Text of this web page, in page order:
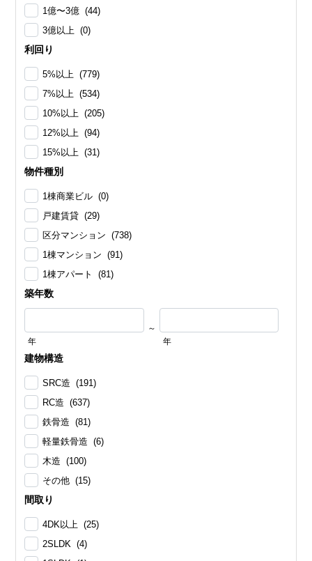
1億〜3億 (44)
3億以上 (0)
利回り
5%以上 (779)
7%以上 (534)
10%以上 (205)
12%以上 (94)
15%以上 (31)
物件種別
1棟商業ビル (0)
戸建賃貸 (29)
区分マンション (738)
1棟マンション (91)
1棟アパート (81)
築年数
年
～
年
建物構造
SRC造 (191)
RC造 (637)
鉄骨造 (81)
軽量鉄骨造 (6)
木造 (100)
その他 (15)
間取り
4DK以上 (25)
2SLDK (4)